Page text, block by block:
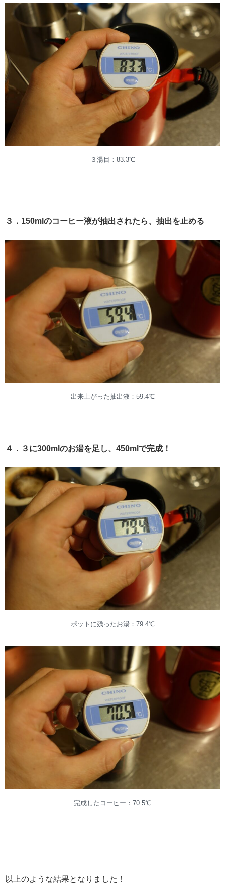
３湯目：83.3℃
３．150mlのコーヒー液が抽出されたら、抽出を止める
出来上がった抽出液：59.4℃
４．３に300mlのお湯を足し、450mlで完成！
ポットに残ったお湯：79.4℃
完成したコーヒー：70.5℃
以上のような結果となりました！